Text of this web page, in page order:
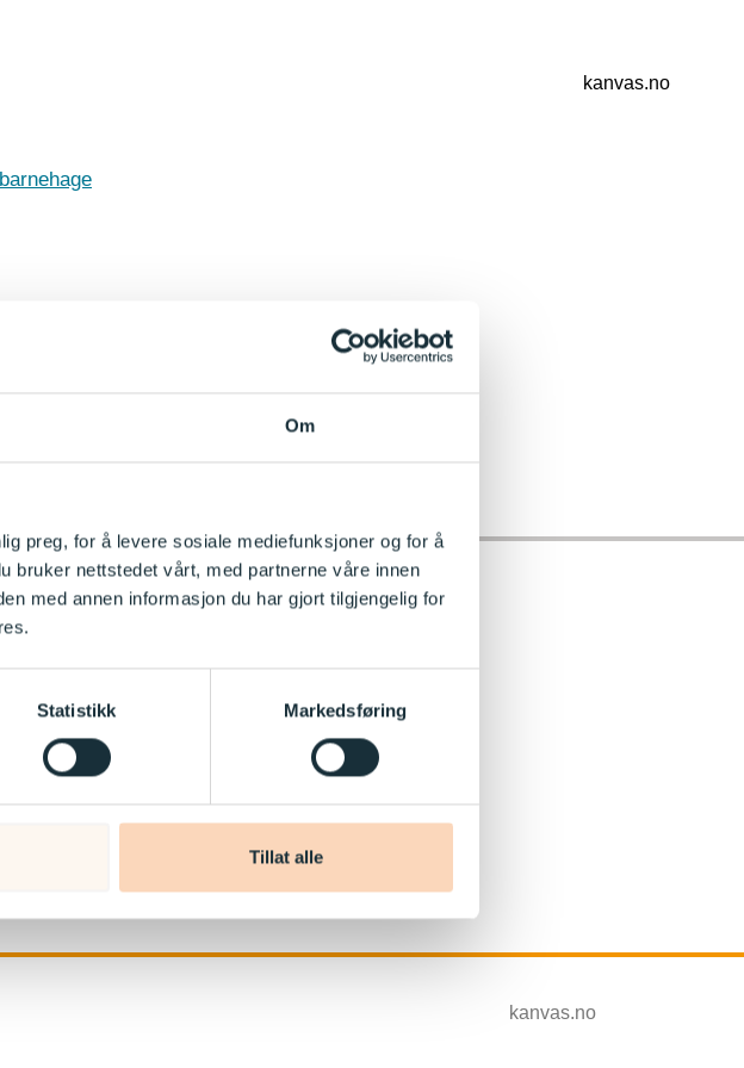
Om
preg, for å levere sosiale mediefunksjoner og for å
bruker nettstedet vårt, med partnerne våre innen
med annen informasjon du har gjort tilgjengelig for
Statistikk Markedsføring
Tillat alle
kanvas.no
kanvas.no